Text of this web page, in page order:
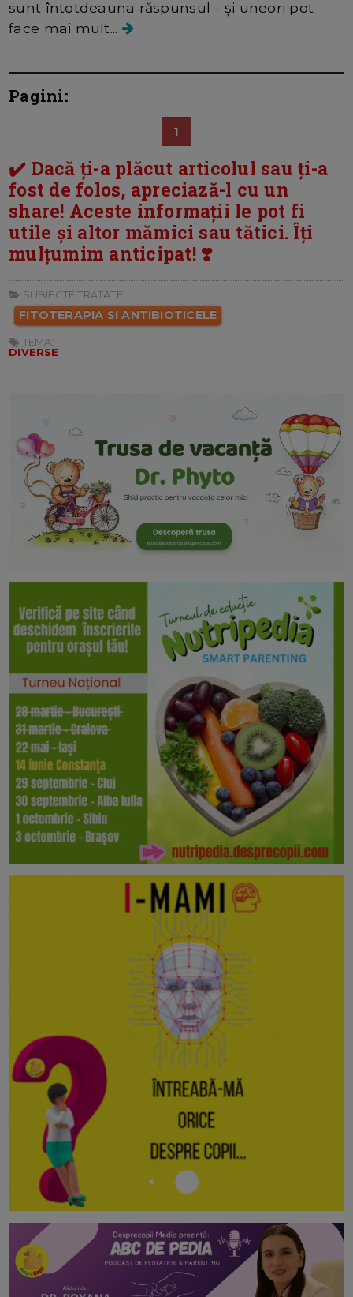
sunt întotdeauna răspunsul - și uneori pot
face mai mult...
Pagini:
1
✔️ Dacă ți-a plăcut articolul sau ți-a
fost de folos, apreciază-l cu un
share! Aceste informații le pot fi
utile și altor mămici sau tătici. Îți
mulțumim anticipat! ❣️
SUBIECTE TRATATE:
FITOTERAPIA SI ANTIBIOTICELE
TEMA:
DIVERSE